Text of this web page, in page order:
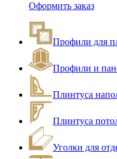
Оформить заказ
Профили для
Профили и
Плинтуса
Плинтуса
Уголки для